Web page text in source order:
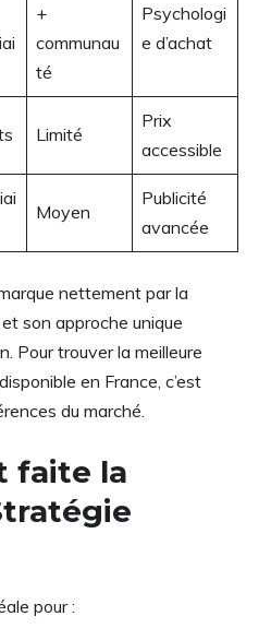
+
communau
té
Psychologi
e d’achat
Limité
Prix
accessible
Moyen
Publicité
avancée
nettement par la
son approche unique
Pour trouver la meilleure
en France, c’est
du marché.
faite la
pour :